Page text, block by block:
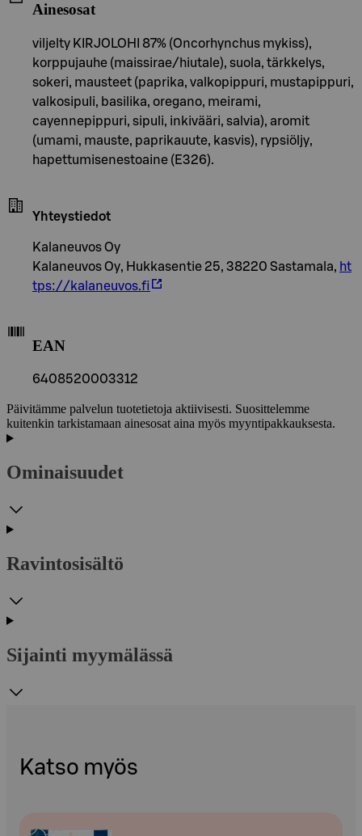
Ainesosat
viljelty KIRJOLOHI 87% (Oncorhynchus mykiss),
korppujauhe (maissirae/hiutale), suola, tärkkelys,
sokeri, mausteet (paprika, valkopippuri, mustapippuri,
valkosipuli, basilika, oregano, meirami,
cayennepippuri, sipuli, inkivääri, salvia), aromit
(umami, mauste, paprikauute, kasvis), rypsiöljy,
hapettumisenestoaine (E326).
Yhteystiedot
Kalaneuvos Oy
Kalaneuvos Oy, Hukkasentie 25, 38220 Sastamala, ht
tps://kalaneuvos.fi
EAN
6408520003312
Päivitämme palvelun tuotetietoja aktiivisesti. Suosittelemme
kuitenkin tarkistamaan ainesosat aina myös myyntipakkauksesta.
Ominaisuudet
Ravintosisältö
Sijainti myymälässä
Katso myös